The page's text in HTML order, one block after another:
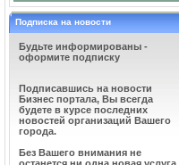
Подписка на новости
Будьте информированы -
оформите подписку
Подписавшись на новости
Бизнес портала, Вы всегда
будете в курсе последних
новостей организаций Вашего
города.
Без Вашего внимания не